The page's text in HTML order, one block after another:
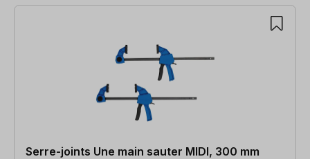
Serre-joints Une main sauter MIDI, 300 mm